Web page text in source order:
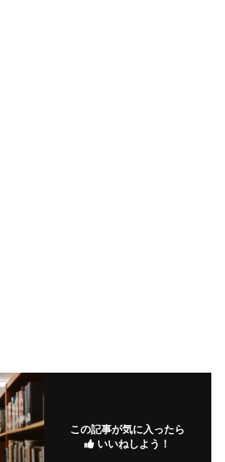
この記事が気に入ったら
いいねしよう！